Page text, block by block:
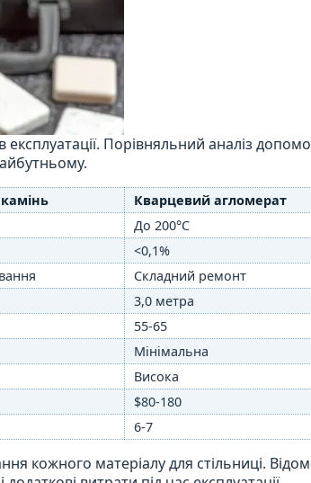
Порівняльний аналіз
Кварцевий агломерат
До 200°C
<0,1%
Складний ремонт
3,0 метра
55-65
Мінімальна
Висока
$80-180
6-7
кожного матеріалу для стільниці.